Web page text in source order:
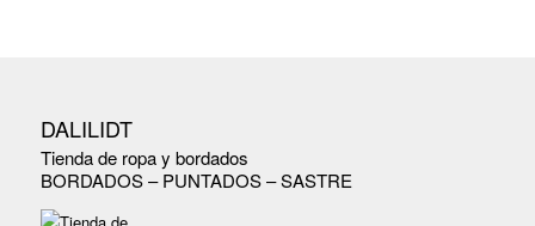
DALILIDT
Tienda de ropa y bordados
BORDADOS – PUNTADOS – SASTRE